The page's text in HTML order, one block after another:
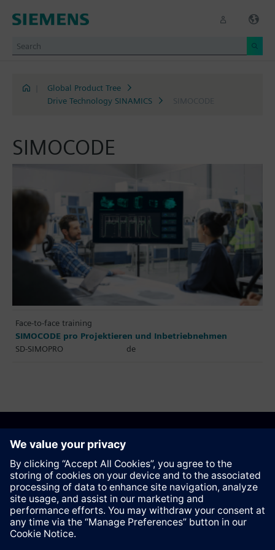
Global Product Tree
Drive Technology SINAMICS
SIMOCODE
SIMOCODE
Face-to-face training
SIMOCODE pro Projektieren und Inbetriebnehmen
SD-SIMOPRO
de
Recommend this page
Contact